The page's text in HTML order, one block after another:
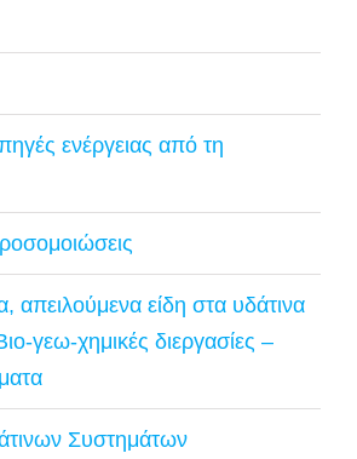
ενέργειας από τη
απειλούμενα είδη στα υδάτινα
γεω-χημικές διεργασίες –
Συστημάτων